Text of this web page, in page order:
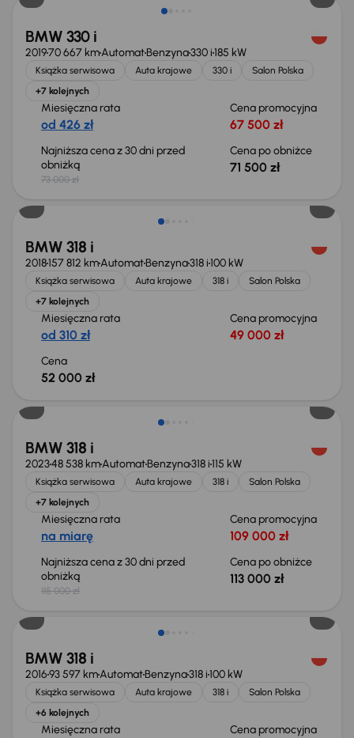
BMW 330 i
201970 667 kmAutomatBenzyna330 i185 kW
Książka serwisowa Auta krajowe 330 i
Salon Polska
+7 kolejnych
Miesięczna rata
od 426 zł
Cena promocyjna
67 500 zł
Najniższa cena z 30 dni przed
obniżką
73 000 zł
Cena po obniżce
71 500 zł
BMW 318 i
2018157 812 kmAutomatBenzyna318 i100 kW
Książka serwisowa Auta krajowe 318 i
Salon Polska
+7 kolejnych
Miesięczna rata
od 310 zł
Cena promocyjna
49 000 zł
Cena
52 000 zł
Taniej o 2 000 zł
BMW 318 i
202348 538 kmAutomatBenzyna318 i115 kW
Książka serwisowa Auta krajowe 318 i
Salon Polska
+7 kolejnych
Miesięczna rata
na miarę
Cena promocyjna
109 000 zł
Najniższa cena z 30 dni przed
obniżką
115 000 zł
Cena po obniżce
113 000 zł
BMW 318 i
201693 597 kmAutomatBenzyna318 i100 kW
Książka serwisowa Auta krajowe 318 i
Salon Polska
+6 kolejnych
Miesięczna rata Cena promocyjna